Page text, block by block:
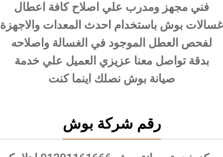
فني مجهز ومدرب علي اصلاح كافة اعطال
غسالات بوش باستخدام احدث المعدات والاجهزة
لفحص العطل الموجود في الغسالة واصلاحه
بدقة تواصل معنا عزيزي العميل علي خدمة
صيانة بوش نصلك اينما كنت
رقم شركة بوش